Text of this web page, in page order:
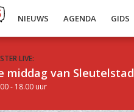
NIEUWS AGENDA GIDS
LIVE:
middag van Sleutelstad
- 18.00 uur